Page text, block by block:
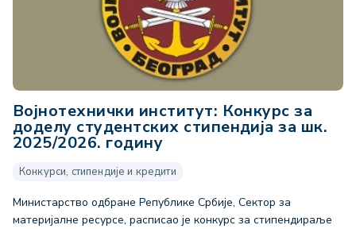
Војнотехнички институт: Конкурс за
доделу студентских стипендија за шк.
2025/2026. годину
Конкурси, стипендије и кредити
Министарство одбране Републике Србије, Сектор за
материјалне ресурсе, расписао је конкурс за стипендираље